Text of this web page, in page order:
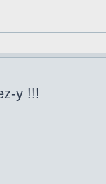
y !!!